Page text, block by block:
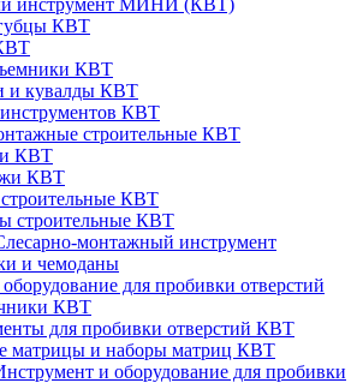
КВТ
КВТ
и кувалды КВТ
КВТ
строительные КВТ
КВТ
КВТ
строительные КВТ
строительные КВТ
монтажный инструмент
и чемоданы
для пробивки отверстий
КВТ
для пробивки отверстий КВТ
матрицы и наборы матриц КВТ
и оборудование для пробивки